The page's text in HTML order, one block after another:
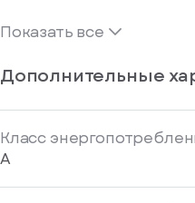
Показать все
Дополнительные
Класс
A